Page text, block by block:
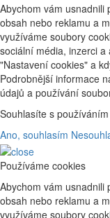
Abychom vám
obsah nebo reklamu a
využíváme soubory
sociální média, inzerci
"Nastavení cookies" a
Podrobnější informace
údajů a používání
Souhlasíte s
Ano, souhlasím
Používáme cookies
Abychom vám
obsah nebo reklamu a
využíváme soubory